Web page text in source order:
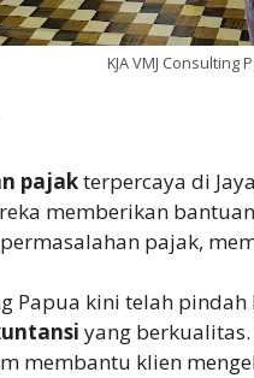
KJA VMJ Consulting
pajakterpercaya di
memberikan
pajak,
Papua kini telah
yang
membantu klien